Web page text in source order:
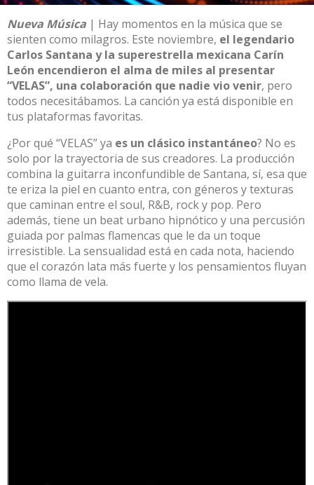
Nueva Música | Hay momentos en la música que se
sienten como milagros. Este noviembre, el legendario
Carlos Santana y la superestrella mexicana Carín
León encendieron el alma de miles al presentar
“VELAS”, una colaboración que nadie vio venir, pero
todos necesitábamos. La canción ya está disponible en
tus plataformas favoritas.​
¿Por qué “VELAS” ya es un clásico instantáneo? No es
solo por la trayectoria de sus creadores. La producción
combina la guitarra inconfundible de Santana, sí, esa que
te eriza la piel en cuanto entra, con géneros y texturas
que caminan entre el soul, R&B, rock y pop. Pero
además, tiene un beat urbano hipnótico y una percusión
guiada por palmas flamencas que le da un toque
irresistible. La sensualidad está en cada nota, haciendo
que el corazón lata más fuerte y los pensamientos fluyan
como llama de vela.